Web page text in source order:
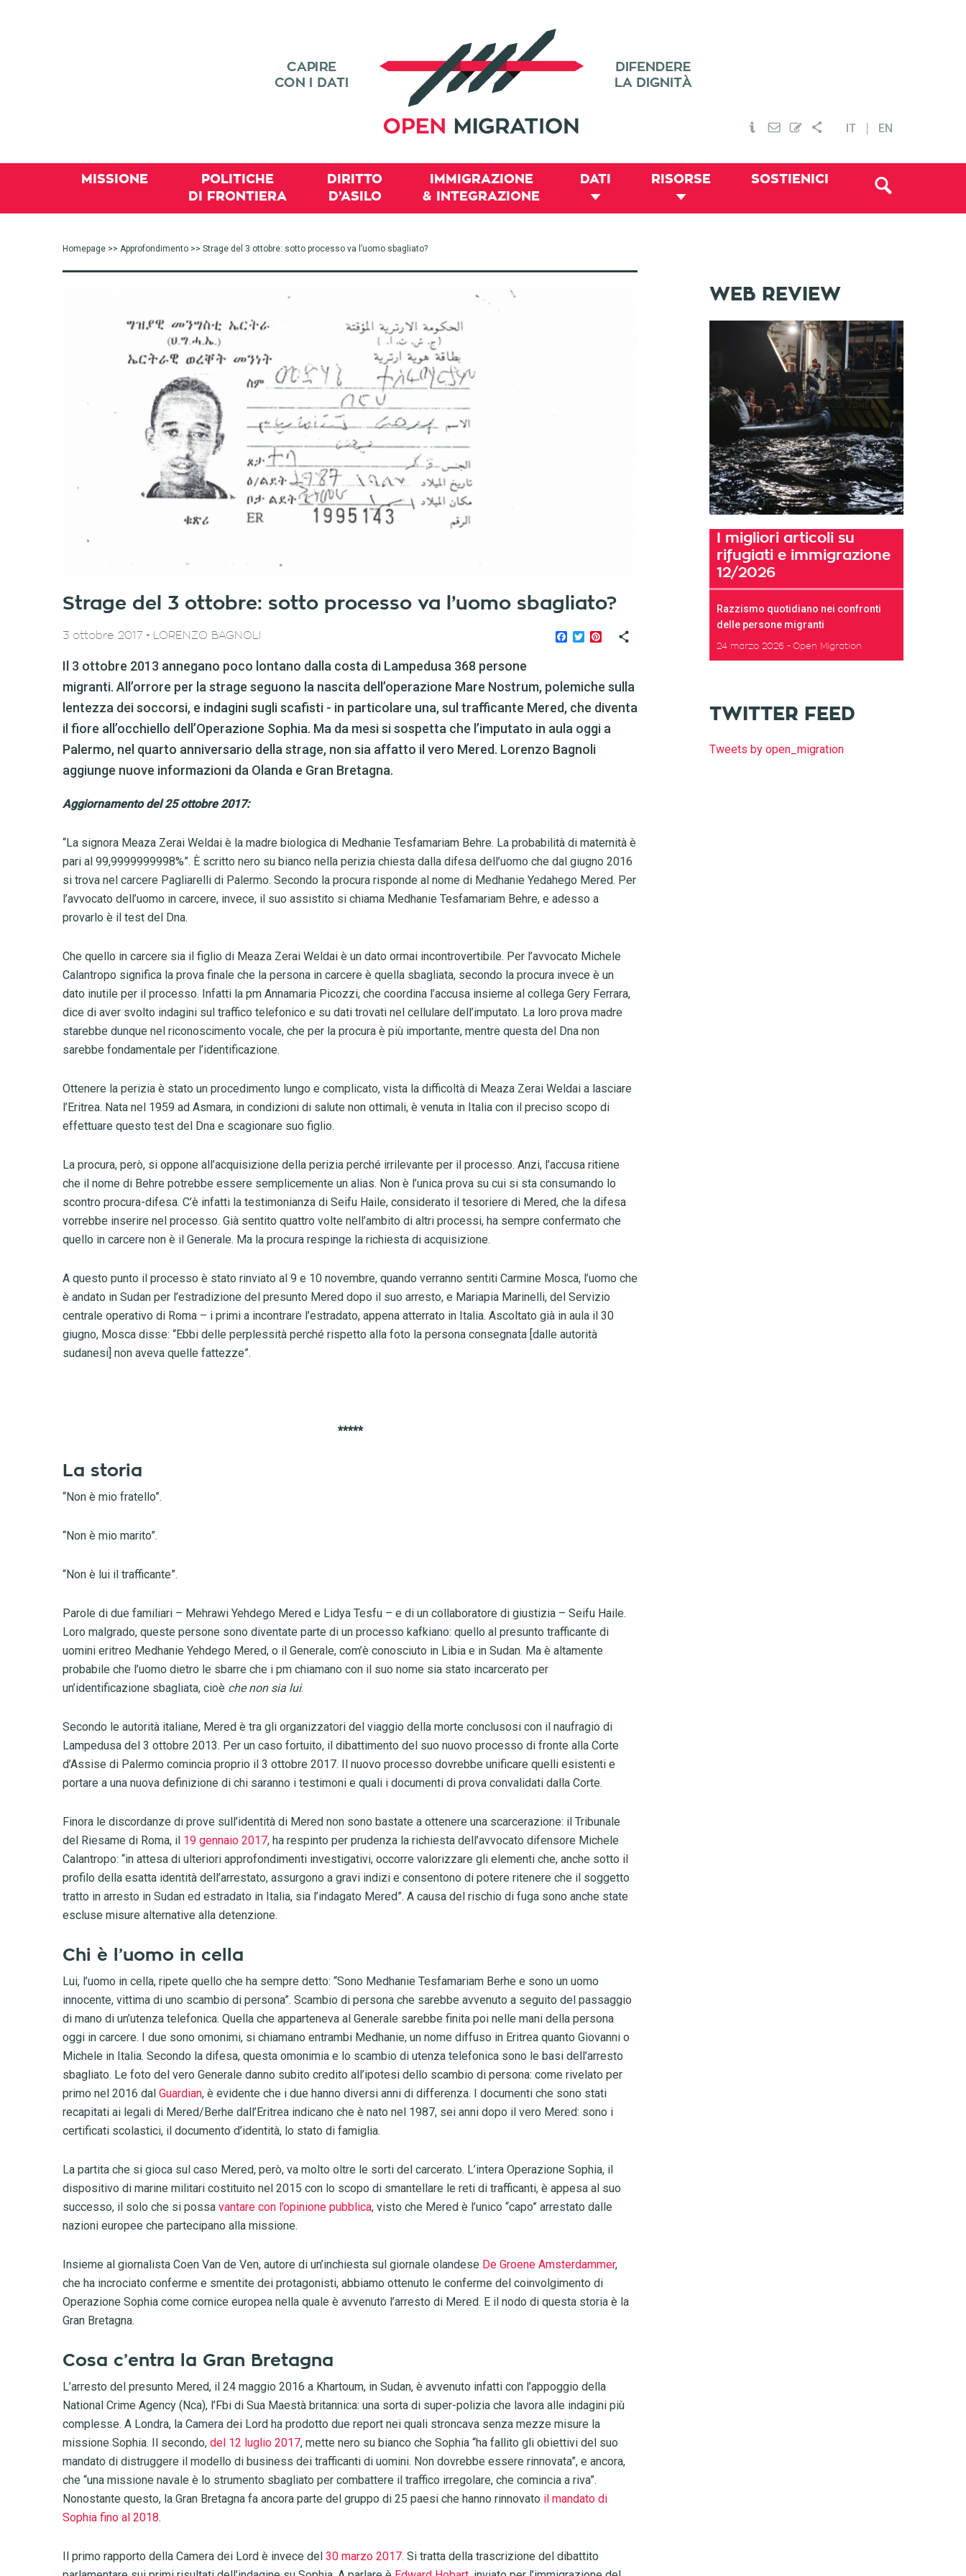
IT EN
MISSIONE
POLITICHE
DI FRONTIERA
DIRITTO
D’ASILO
IMMIGRAZIONE
& INTEGRAZIONE
DATI RISORSE SOSTIENICI
Homepage >> Approfondimento >> Strage del 3 ottobre: sotto processo va l’uomo sbagliato?
Strage del 3 ottobre: sotto processo va l’uomo sbagliato?
Facebook
TwitterPinterest
3 ottobre 2017 - LORENZO BAGNOLI
Il 3 ottobre 2013 annegano poco lontano dalla costa di Lampedusa 368 persone
migranti. All’orrore per la strage seguono la nascita dell’operazione Mare Nostrum, polemiche sulla
lentezza dei soccorsi, e indagini sugli scafisti - in particolare una, sul trafficante Mered, che diventa
il fiore all’occhiello dell’Operazione Sophia. Ma da mesi si sospetta che l’imputato in aula oggi a
Palermo, nel quarto anniversario della strage, non sia affatto il vero Mered. Lorenzo Bagnoli
aggiunge nuove informazioni da Olanda e Gran Bretagna.
Aggiornamento del 25 ottobre 2017:
“La signora Meaza Zerai Weldai è la madre biologica di Medhanie Tesfamariam Behre. La probabilità di maternità è
pari al 99,9999999998%”. È scritto nero su bianco nella perizia chiesta dalla difesa dell’uomo che dal giugno 2016
si trova nel carcere Pagliarelli di Palermo. Secondo la procura risponde al nome di Medhanie Yedahego Mered. Per
l’avvocato dell’uomo in carcere, invece, il suo assistito si chiama Medhanie Tesfamariam Behre, e adesso a
provarlo è il test del Dna.
Che quello in carcere sia il figlio di Meaza Zerai Weldai è un dato ormai incontrovertibile. Per l’avvocato Michele
Calantropo significa la prova finale che la persona in carcere è quella sbagliata, secondo la procura invece è un
dato inutile per il processo. Infatti la pm Annamaria Picozzi, che coordina l’accusa insieme al collega Gery Ferrara,
dice di aver svolto indagini sul traffico telefonico e su dati trovati nel cellulare dell’imputato. La loro prova madre
starebbe dunque nel riconoscimento vocale, che per la procura è più importante, mentre questa del Dna non
sarebbe fondamentale per l’identificazione.
Ottenere la perizia è stato un procedimento lungo e complicato, vista la difficoltà di Meaza Zerai Weldai a lasciare
l’Eritrea. Nata nel 1959 ad Asmara, in condizioni di salute non ottimali, è venuta in Italia con il preciso scopo di
effettuare questo test del Dna e scagionare suo figlio.
La procura, però, si oppone all’acquisizione della perizia perché irrilevante per il processo. Anzi, l’accusa ritiene
che il nome di Behre potrebbe essere semplicemente un alias. Non è l’unica prova su cui si sta consumando lo
scontro procura-difesa. C’è infatti la testimonianza di Seifu Haile, considerato il tesoriere di Mered, che la difesa
vorrebbe inserire nel processo. Già sentito quattro volte nell’ambito di altri processi, ha sempre confermato che
quello in carcere non è il Generale. Ma la procura respinge la richiesta di acquisizione.
A questo punto il processo è stato rinviato al 9 e 10 novembre, quando verranno sentiti Carmine Mosca, l’uomo che
è andato in Sudan per l’estradizione del presunto Mered dopo il suo arresto, e Mariapia Marinelli, del Servizio
centrale operativo di Roma – i primi a incontrare l’estradato, appena atterrato in Italia. Ascoltato già in aula il 30
giugno, Mosca disse: “Ebbi delle perplessità perché rispetto alla foto la persona consegnata [dalle autorità
sudanesi] non aveva quelle fattezze”.
*****
La storia
“Non è mio fratello”.
“Non è mio marito”.
“Non è lui il trafficante”.
Parole di due familiari – Mehrawi Yehdego Mered e Lidya Tesfu – e di un collaboratore di giustizia – Seifu Haile.
Loro malgrado, queste persone sono diventate parte di un processo kafkiano: quello al presunto trafficante di
uomini eritreo Medhanie Yehdego Mered, o il Generale, com’è conosciuto in Libia e in Sudan. Ma è altamente
probabile che l’uomo dietro le sbarre che i pm chiamano con il suo nome sia stato incarcerato per
un’identificazione sbagliata, cioè che non sia lui.
Secondo le autorità italiane, Mered è tra gli organizzatori del viaggio della morte conclusosi con il naufragio di
Lampedusa del 3 ottobre 2013. Per un caso fortuito, il dibattimento del suo nuovo processo di fronte alla Corte
d’Assise di Palermo comincia proprio il 3 ottobre 2017. Il nuovo processo dovrebbe unificare quelli esistenti e
portare a una nuova definizione di chi saranno i testimoni e quali i documenti di prova convalidati dalla Corte.
Finora le discordanze di prove sull’identità di Mered non sono bastate a ottenere una scarcerazione: il Tribunale
del Riesame di Roma, il 19 gennaio 2017, ha respinto per prudenza la richiesta dell’avvocato difensore Michele
Calantropo: “in attesa di ulteriori approfondimenti investigativi, occorre valorizzare gli elementi che, anche sotto il
profilo della esatta identità dell’arrestato, assurgono a gravi indizi e consentono di potere ritenere che il soggetto
tratto in arresto in Sudan ed estradato in Italia, sia l’indagato Mered”. A causa del rischio di fuga sono anche state
escluse misure alternative alla detenzione.
Chi è l’uomo in cella
Lui, l’uomo in cella, ripete quello che ha sempre detto: “Sono Medhanie Tesfamariam Berhe e sono un uomo
innocente, vittima di uno scambio di persona”. Scambio di persona che sarebbe avvenuto a seguito del passaggio
di mano di un’utenza telefonica. Quella che apparteneva al Generale sarebbe finita poi nelle mani della persona
oggi in carcere. I due sono omonimi, si chiamano entrambi Medhanie, un nome diffuso in Eritrea quanto Giovanni o
Michele in Italia. Secondo la difesa, questa omonimia e lo scambio di utenza telefonica sono le basi dell’arresto
sbagliato. Le foto del vero Generale danno subito credito all’ipotesi dello scambio di persona: come rivelato per
primo nel 2016 dal Guardian, è evidente che i due hanno diversi anni di differenza. I documenti che sono stati
recapitati ai legali di Mered/Berhe dall’Eritrea indicano che è nato nel 1987, sei anni dopo il vero Mered: sono i
certificati scolastici, il documento d’identità, lo stato di famiglia.
La partita che si gioca sul caso Mered, però, va molto oltre le sorti del carcerato. L’intera Operazione Sophia, il
dispositivo di marine militari costituito nel 2015 con lo scopo di smantellare le reti di trafficanti, è appesa al suo
successo, il solo che si possa vantare con l’opinione pubblica, visto che Mered è l’unico “capo” arrestato dalle
nazioni europee che partecipano alla missione.
Insieme al giornalista Coen Van de Ven, autore di un’inchiesta sul giornale olandese De Groene Amsterdammer,
che ha incrociato conferme e smentite dei protagonisti, abbiamo ottenuto le conferme del coinvolgimento di
Operazione Sophia come cornice europea nella quale è avvenuto l’arresto di Mered. E il nodo di questa storia è la
Gran Bretagna.
Cosa c’entra la Gran Bretagna
L’arresto del presunto Mered, il 24 maggio 2016 a Khartoum, in Sudan, è avvenuto infatti con l’appoggio della
National Crime Agency (Nca), l’Fbi di Sua Maestà britannica: una sorta di super-polizia che lavora alle indagini più
complesse. A Londra, la Camera dei Lord ha prodotto due report nei quali stroncava senza mezze misure la
missione Sophia. Il secondo, del 12 luglio 2017, mette nero su bianco che Sophia “ha fallito gli obiettivi del suo
mandato di distruggere il modello di business dei trafficanti di uomini. Non dovrebbe essere rinnovata”, e ancora,
che “una missione navale è lo strumento sbagliato per combattere il traffico irregolare, che comincia a riva”.
Nonostante questo, la Gran Bretagna fa ancora parte del gruppo di 25 paesi che hanno rinnovato il mandato di
Sophia fino al 2018.
Il primo rapporto della Camera dei Lord è invece del 30 marzo 2017. Si tratta della trascrizione del dibattito
WEB REVIEW
I migliori articoli su
rifugiati e immigrazione
12/2026
Razzismo quotidiano nei confronti
delle persone migranti
24 marzo 2026 Open Migration
TWITTER FEED
Tweets by open_migration